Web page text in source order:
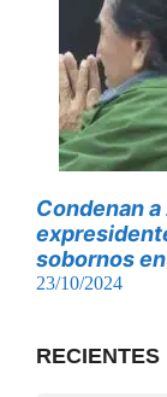
Condenan
sobornos
23/10/2024
RECIENTES